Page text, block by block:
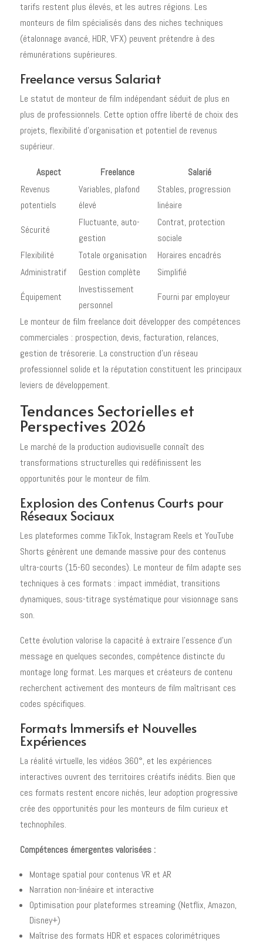
tarifs restent plus élevés, et les autres régions. Les
monteurs de film spécialisés dans des niches techniques
(étalonnage avancé, HDR, VFX) peuvent prétendre à des
rémunérations supérieures.
Freelance versus Salariat
Le statut de monteur de film indépendant séduit de plus en
plus de professionnels. Cette option offre liberté de choix des
projets, flexibilité d'organisation et potentiel de revenus
supérieur.
Aspect Freelance
Salarié
Revenus
potentiels
Variables, plafond
élevé
Stables, progression
linéaire
Sécurité
Fluctuante, auto-
gestion
Contrat, protection
sociale
Flexibilité
Totale organisation
Horaires encadrés
Administratif
Gestion complète
Simplifié
Équipement
Investissement
personnel
Fourni par employeur
Le monteur de film freelance doit développer des compétences
commerciales : prospection, devis, facturation, relances,
gestion de trésorerie. La construction d'un réseau
professionnel solide et la réputation constituent les principaux
leviers de développement.
Tendances Sectorielles et
Perspectives 2026
Le marché de la production audiovisuelle connaît des
transformations structurelles qui redéfinissent les
opportunités pour le monteur de film.
Explosion des Contenus Courts pour
Réseaux Sociaux
Les plateformes comme TikTok, Instagram Reels et YouTube
Shorts génèrent une demande massive pour des contenus
ultra-courts (15-60 secondes). Le monteur de film adapte ses
techniques à ces formats : impact immédiat, transitions
dynamiques, sous-titrage systématique pour visionnage sans
son.
Cette évolution valorise la capacité à extraire l'essence d'un
message en quelques secondes, compétence distincte du
montage long format. Les marques et créateurs de contenu
recherchent activement des monteurs de film maîtrisant ces
codes spécifiques.
Formats Immersifs et Nouvelles
Expériences
La réalité virtuelle, les vidéos 360°, et les expériences
interactives ouvrent des territoires créatifs inédits. Bien que
ces formats restent encore nichés, leur adoption progressive
crée des opportunités pour les monteurs de film curieux et
technophiles.
Compétences émergentes valorisées :
Montage spatial pour contenus VR et AR
Narration non-linéaire et interactive
Optimisation pour plateformes streaming (Netflix, Amazon,
Disney+)
Maîtrise des formats HDR et espaces colorimétriques